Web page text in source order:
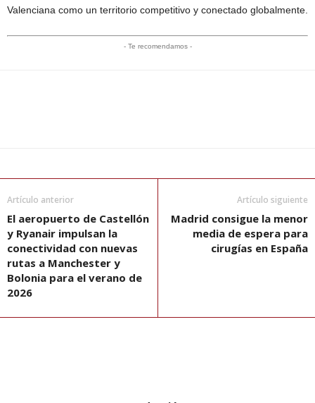
Valenciana como un territorio competitivo y conectado globalmente.
- Te recomendamos -
Artículo anterior
El aeropuerto de Castellón
y Ryanair impulsan la
conectividad con nuevas
rutas a Manchester y
Bolonia para el verano de
2026
Artículo siguiente
Madrid consigue la menor
media de espera para
cirugías en España